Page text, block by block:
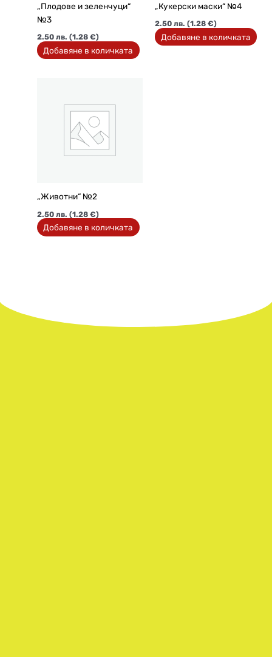
„Плодове и зеленчуци“
№3
2.50лв. (1.28 €)
Добавяне в количката
„Кукерски маски“ №4
2.50 лв. (1.28 €)
Добавяне в количката
„Животни“ №2
2.50лв. (1.28 €)
Добавяне в количката